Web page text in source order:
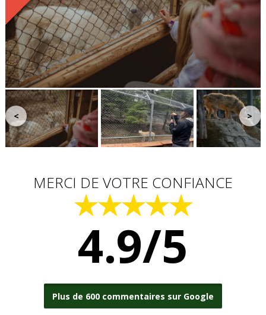
< >
MERCI DE VOTRE CONFIANCE
★★★★★
4.9/5
Plus de 600 commentaires sur Google